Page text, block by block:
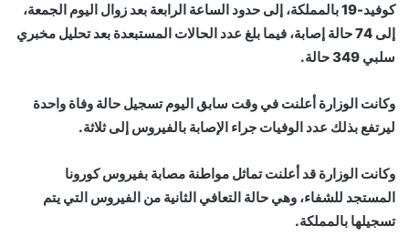
كوفيد-19 بالمملكة، إلى حدود الساعة الرابعة بعد زوال اليوم الجمعة،
إلى 74 حالة إصابة، فيما بلغ عدد الحالات المستبعدة بعد تحليل مخبري
سلبي 349 حالة.
وكانت الوزارة أعلنت في وقت سابق اليوم تسجيل حالة وفاة واحدة
ليرتفع بذلك عدد الوفيات جراء الإصابة بالفيروس إلى ثلاثة.
وكانت الوزارة قد أعلنت تماثل مواطنة مصابة بفيروس كورونا
المستجد للشفاء، وهي حالة التعافي الثانية من الفيروس التي يتم
تسجيلها بالمملكة.